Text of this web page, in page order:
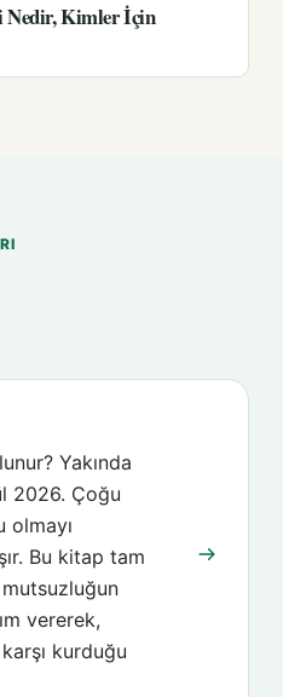
Nedir, Kimler İçin
Yakında
2026. Çoğu
olmayı
Bu kitap tam
vererek,
kurduğu